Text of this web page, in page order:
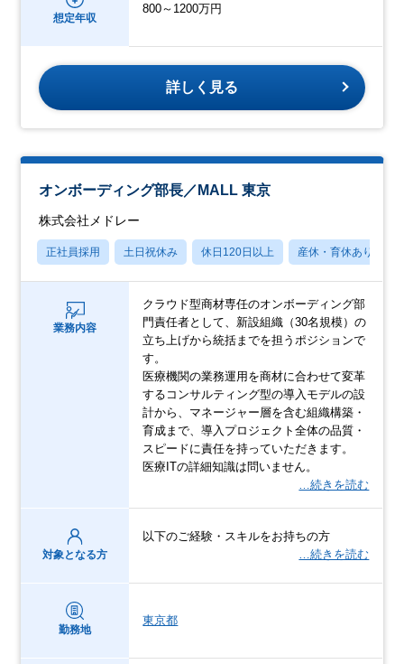
想定年収
800～1200万円
詳しく見る
オンボーディング部長／MALL 東京
株式会社メドレー
正社員採用 土日祝休み 休日120日以上 産休・育休あり
業務内容
クラウド型商材専任のオンボーディング部
門責任者として、新設組織（30名規模）の
立ち上げから統括までを担うポジションで
す。
医療機関の業務運用を商材に合わせて変革
するコンサルティング型の導入モデルの設
計から、マネージャー層を含む組織構築・
育成まで、導入プロジェクト全体の品質・
スピードに責任を持っていただきます。
医療ITの詳細知識は問いません。
…続きを読む
対象となる方
以下のご経験・スキルをお持ちの方
…続きを読む
勤務地
東京都